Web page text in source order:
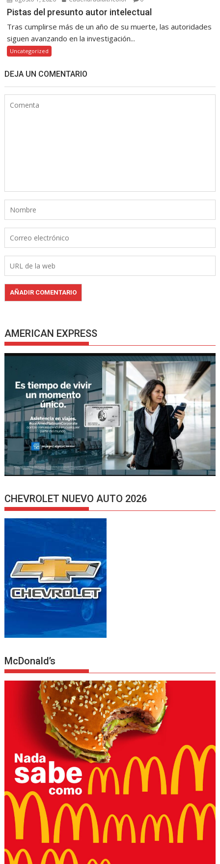
Pistas del presunto autor intelectual
Tras cumplirse más de un año de su muerte, las autoridades
siguen avanzando en la investigación...
Uncategorized
DEJA UN COMENTARIO
AMERICAN EXPRESS
CHEVROLET NUEVO AUTO 2026
McDonald’s